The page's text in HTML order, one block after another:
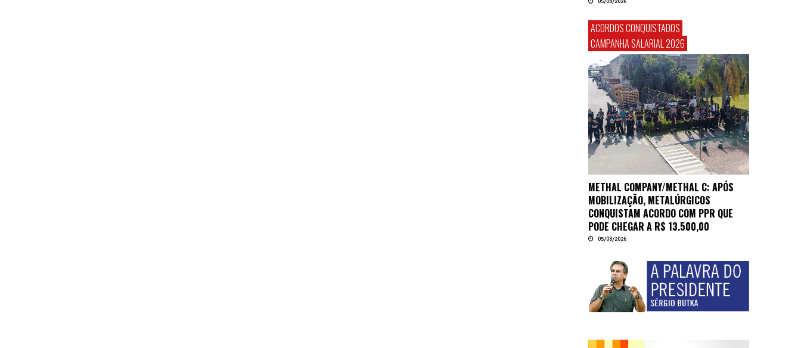
ACORDOS CONQUISTADOS
CAMPANHA SALARIAL 2026
METHAL COMPANY/METHAL C: APÓS
MOBILIZAÇÃO, METALÚRGICOS
CONQUISTAM ACORDO COM PPR QUE
PODE CHEGAR A R$ 13.500,00
05/08/2026